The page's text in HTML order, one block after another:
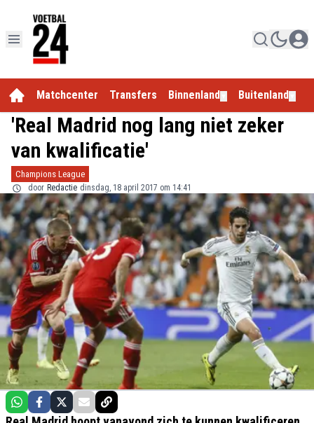
Matchcenter Transfers Binnenland Buitenland
'Real Madrid nog lang niet zeker
van kwalificatie'
Champions League
door Redactie dinsdag, 18 april 2017 om 14:41